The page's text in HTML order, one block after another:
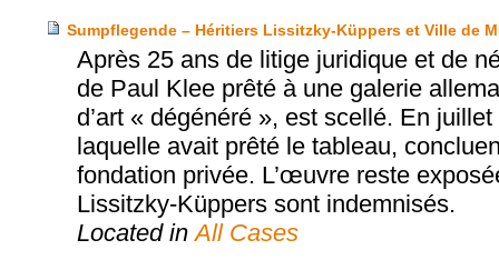
Sumpflegende – Héritiers Lissitzky-Küppers et Ville de
Après 25 ans de litige juridique et de
de Paul Klee prêté à une galerie
d’art « dégénéré », est scellé. En
laquelle avait prêté le tableau,
fondation privée. L’œuvre reste
Lissitzky-Küppers sont indemnisés.
Located inAll Cases